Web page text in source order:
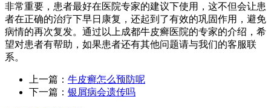
非常重要，患者最好在医院专家的建议下使用，这不但会让患
者在正确的治疗下早日康复，还起到了有效的巩固作用，避免
病情的再次复发。通过以上成都牛皮癣医院的专家的介绍，希
望对患者有帮助，如果患者还有其他问题请与我们的客服联
系。
上一篇： 牛皮癣怎么预防呢
下一篇： 银屑病会遗传吗